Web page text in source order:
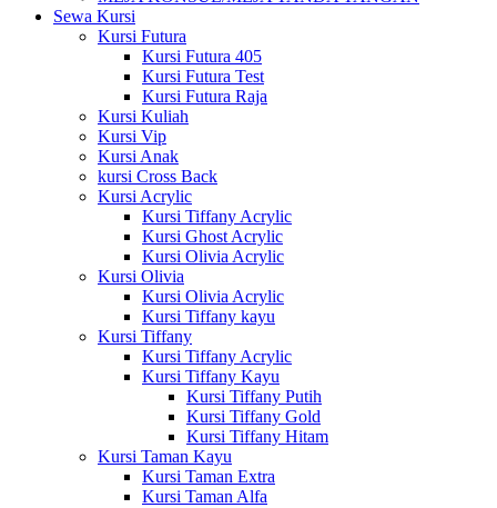
Sewa Kursi
Kursi Futura
Kursi Futura 405
Kursi Futura Test
Kursi Futura Raja
Kursi Kuliah
Kursi Vip
Kursi Anak
kursi Cross Back
Kursi Acrylic
Kursi Tiffany Acrylic
Kursi Ghost Acrylic
Kursi Olivia Acrylic
Kursi Olivia
Kursi Olivia Acrylic
Kursi Tiffany kayu
Kursi Tiffany
Kursi Tiffany Acrylic
Kursi Tiffany Kayu
Kursi Tiffany Putih
Kursi Tiffany Gold
Kursi Tiffany Hitam
Kursi Taman Kayu
Kursi Taman Extra
Kursi Taman Alfa